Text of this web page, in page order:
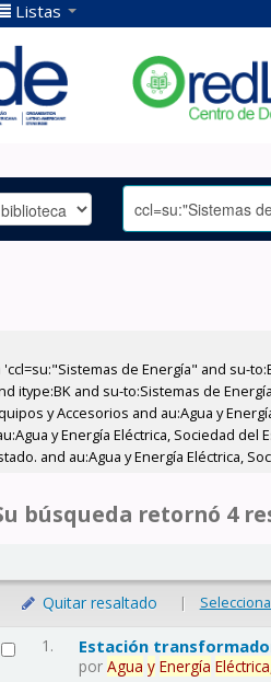
Listas
de Energía" and su-
itype:BK and su-to:Sistemas de
y Accesorios and au:Agua y
y Energía Eléctrica, Sociedad
and au:Agua y Energía Eléctrica,
búsqueda retornó 4
Quitar resaltado |
1. Estación
porAgua y Energía